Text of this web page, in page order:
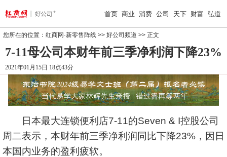
首页 商业 消费 公司 天下 财富 弘道
您所在的位置： 红商网·新零售阵线 >> 好公司频道 >> 正文
7-11母公司本财年前三季净利润下降23%
2021年01月15日 18点43分
日本最大连锁便利店7-11的Seven & I控股公司
周二表示，本财年前三季净利润同比下降23%，因日
本国内业务的盈利疲软。